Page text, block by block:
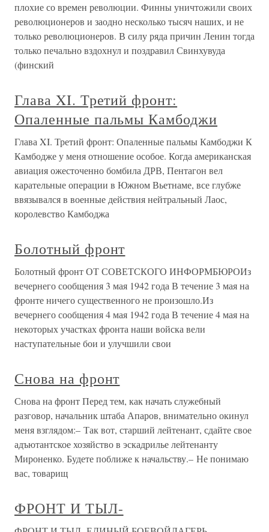
плохие со времен революции. Финны уничтожили своих
революционеров и заодно несколько тысяч наших, и не
только революционеров. В силу ряда причин Ленин тогда
только печально вздохнул и поздравил Свинхувуда
(финский
Глава XI. Третий фронт:
Опаленные пальмы Камбоджи
Глава XI. Третий фронт: Опаленные пальмы Камбоджи К
Камбодже у меня отношение особое. Когда американская
авиация ожесточенно бомбила ДРВ, Пентагон вел
карательные операции в Южном Вьетнаме, все глубже
ввязывался в военные действия нейтральный Лаос,
королевство Камбоджа
Болотный фронт
Болотный фронт ОТ СОВЕТСКОГО ИНФОРМБЮРОИз
вечернего сообщения 3 мая 1942 года В течение 3 мая на
фронте ничего существенного не произошло.Из
вечернего сообщения 4 мая 1942 года В течение 4 мая на
некоторых участках фронта наши войска вели
наступательные бои и улучшили свои
Снова на фронт
Снова на фронт Перед тем, как начать служебный
разговор, начальник штаба Апаров, внимательно окинул
меня взглядом:– Так вот, старший лейтенант, сдайте свое
адъютантское хозяйство в эскадрилье лейтенанту
Мироненко. Будете поближе к начальству.– Не понимаю
вас, товарищ
ФРОНТ И ТЫЛ-